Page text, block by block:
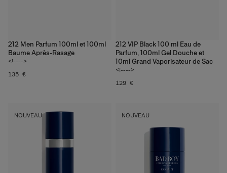
212 Men Parfum 100ml et 100ml
Baume Après-Rasage
<!---->
135 €
212 VIP Black 100 ml Eau de
Parfum, 100ml Gel Douche et
10ml Grand Vaporisateur de Sac
<!---->
129 €
NOUVEAU NOUVEAU